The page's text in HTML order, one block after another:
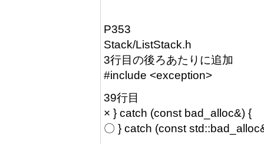
P353
Stack/ListStack.h
3行目の後ろあたりに追加
#include <exception>
39行目
× } catch (const bad_alloc&) {
〇 } catch (const